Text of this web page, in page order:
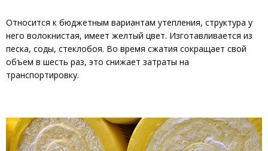
Относится к бюджетным вариантам утепления, структура у
него волокнистая, имеет желтый цвет. Изготавливается из
песка, соды, стеклобоя. Во время сжатия сокращает свой
объем в шесть раз, это снижает затраты на
транспортировку.